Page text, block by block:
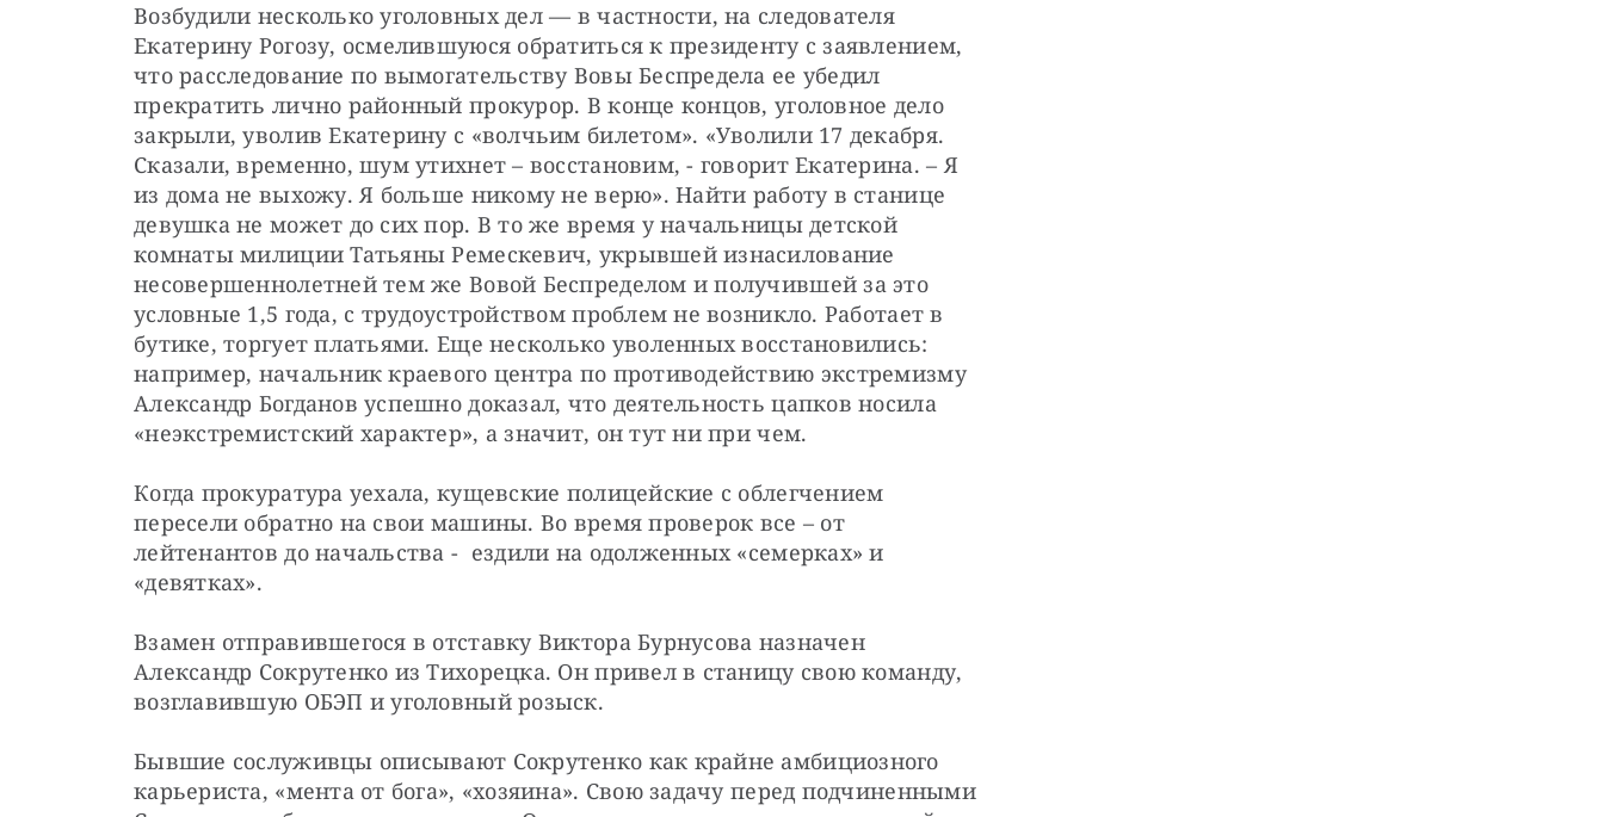
Возбудили несколько уголовных дел — в частности, на следователя
Екатерину Рогозу, осмелившуюся обратиться к президенту с заявлением,
что расследование по вымогательству Вовы Беспредела ее убедил
прекратить лично районный прокурор. В конце концов, уголовное дело
закрыли, уволив Екатерину с «волчьим билетом». «Уволили 17 декабря.
Сказали, временно, шум утихнет – восстановим, - говорит Екатерина. – Я
из дома не выхожу. Я больше никому не верю». Найти работу в станице
девушка не может до сих пор. В то же время у начальницы детской
комнаты милиции Татьяны Ремескевич, укрывшей изнасилование
несовершеннолетней тем же Вовой Беспределом и получившей за это
условные 1,5 года, с трудоустройством проблем не возникло. Работает в
бутике, торгует платьями. Еще несколько уволенных восстановились:
например, начальник краевого центра по противодействию экстремизму
Александр Богданов успешно доказал, что деятельность цапков носила
«неэкстремистский характер», а значит, он тут ни при чем.
Когда прокуратура уехала, кущевские полицейские с облегчением
пересели обратно на свои машины. Во время проверок все – от
лейтенантов до начальства -  ездили на одолженных «семерках» и
«девятках».
Взамен отправившегося в отставку Виктора Бурнусова назначен
Александр Сокрутенко из Тихорецка. Он привел в станицу свою команду,
возглавившую ОБЭП и уголовный розыск.
Бывшие сослуживцы описывают Сокрутенко как крайне амбициозного
карьериста, «мента от бога», «хозяина». Свою задачу перед подчиненными